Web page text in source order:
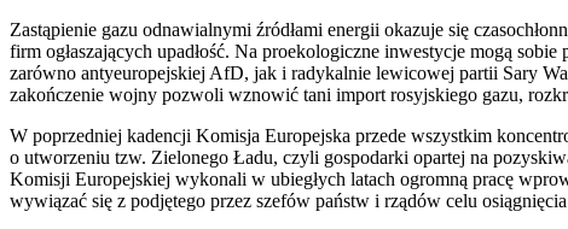
Zastąpienie gazu odnawialnymi źródłami energii okazuje się
firm ogłaszających upadłość. Na proekologiczne inwestycje mogą
zarówno antyeuropejskiej AfD, jak i radykalnie lewicowej partii Sary
zakończenie wojny pozwoli wznowić tani import rosyjskiego gazu,
W poprzedniej kadencji Komisja Europejska przede wszystkim
o utworzeniu tzw. Zielonego Ładu, czyli gospodarki opartej na
Komisji Europejskiej wykonali w ubiegłych latach ogromną pracę
wywiązać się z podjętego przez szefów państw i rządów celu